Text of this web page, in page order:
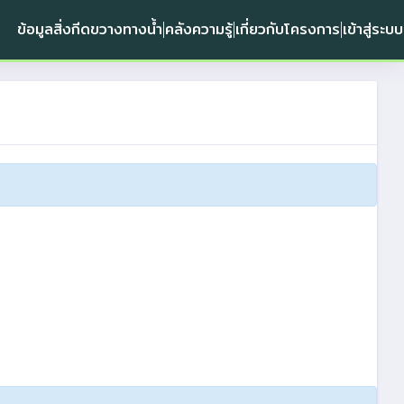
ข้อมูลสิ่งกีดขวางทางน้ำ คลังความรู้เกี่ยวกับโครงการ เข้าสู่ระบบ